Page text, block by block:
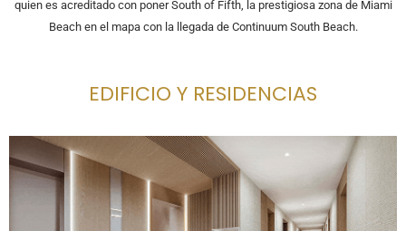
quien es acreditado con poner South of Fifth, la prestigiosa zona de Miami
Beach en el mapa con la llegada de Continuum South Beach.
EDIFICIO Y RESIDENCIAS